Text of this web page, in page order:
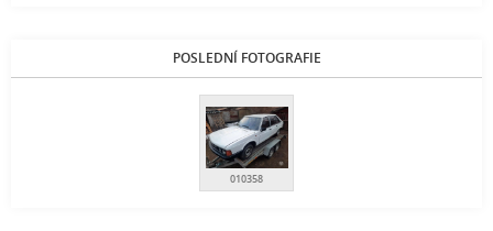
POSLEDNÍ FOTOGRAFIE
010358